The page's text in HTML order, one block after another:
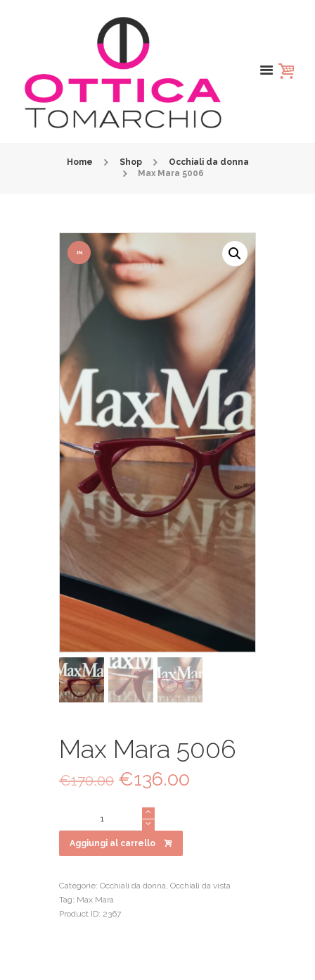
Home Shop
Occhiali da donna
Max Mara 5006
IN
Max Mara 5006
€170.00 Il
prezzo
originale
era:
€170.00.
€136.00
5006
quantità
Aggiungi al carrello
Categorie: Occhiali da donna, Occhiali da vista
Tag: Max Mara
Product ID: 2367